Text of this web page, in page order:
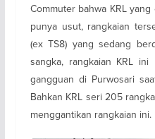
Commuter bahwa KRL
punya usut, rangkaian
(ex TS8) yang sedang
sangka, rangkaian KRL
gangguan di Purwosari
Bahkan KRL seri 205
menggantikan rangkaian ini.